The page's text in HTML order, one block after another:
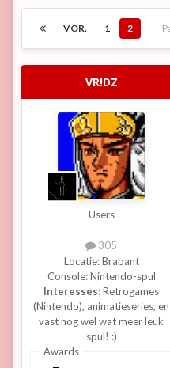
VOR. 1 2
VR!DZ
Users
305
Locatie:Brabant
Console:Nintendo-spul
Interesses:Retrogames
(Nintendo), animatieseries, en
vast nog wel wat meer leuk
spul! :)
Awards